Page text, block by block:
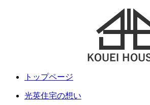
トップページ
光英住宅の想い